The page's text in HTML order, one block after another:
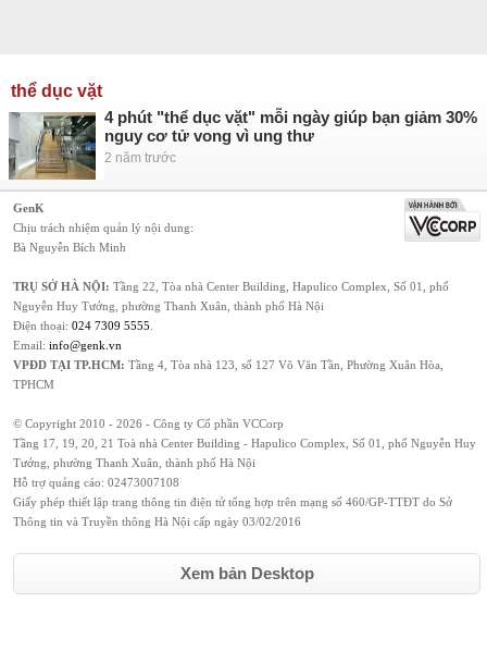
thể dục vặt
4 phút "thể dục vặt" mỗi ngày giúp bạn giảm 30%
nguy cơ tử vong vì ung thư
2 năm trước
GenK
Chịu trách nhiệm quản lý nội dung:
Bà Nguyễn Bích Minh
TRỤ SỞ HÀ NỘI: Tầng 22, Tòa nhà Center Building, Hapulico Complex, Số 01, phố
Nguyễn Huy Tưởng, phường Thanh Xuân, thành phố Hà Nội
Điện thoại: 024 7309 5555
Email: info@genk.vn
VPĐD TẠI TP.HCM: Tầng 4, Tòa nhà 123, số 127 Võ Văn Tần, Phường Xuân Hòa,
TPHCM
© Copyright 2010 - 2026 - Công ty Cổ phần VCCorp
Tầng 17, 19, 20, 21 Toà nhà Center Building - Hapulico Complex, Số 01, phố Nguyễn Huy
Tưởng, phường Thanh Xuân, thành phố Hà Nội
Hỗ trợ quảng cáo: 02473007108
Giấy phép thiết lập trang thông tin điện tử tổng hợp trên mạng số 460/GP-TTĐT do Sở
Thông tin và Truyền thông Hà Nội cấp ngày 03/02/2016
Xem bản Desktop